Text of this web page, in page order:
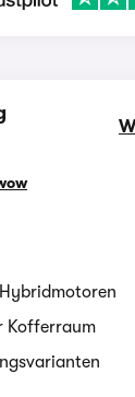
Kofferraum